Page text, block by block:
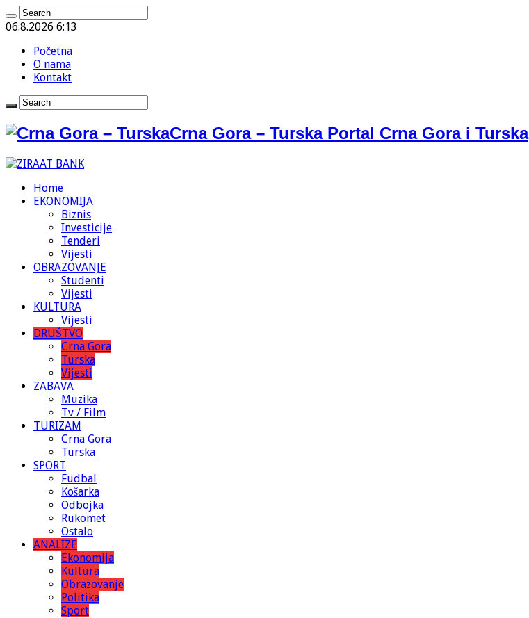
06.8.2026 6:13
Početna
O nama
Kontakt
Crna Gora – Turska Portal Crna Gora i Turska
Home
EKONOMIJA
Biznis
Investicije
Tenderi
Vijesti
OBRAZOVANJE
Studenti
Vijesti
KULTURA
Vijesti
DRUŠTVO
Crna Gora
Turska
Vijesti
ZABAVA
Muzika
Tv / Film
TURIZAM
Crna Gora
Turska
SPORT
Fudbal
Košarka
Odbojka
Rukomet
Ostalo
ANALIZE
Ekonomija
Kultura
Obrazovanje
Politika
Sport